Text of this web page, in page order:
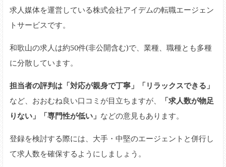
求人媒体を運営している株式会社アイデムの転職エージェン
トサービスです。
和歌山の求人は約50件(非公開含む)で、業種、職種とも多種
に分散しています。
担当者の評判は「対応が親身で丁寧」「リラックスできる」
など、おおむね良い口コミが目立ちますが、
「求人数が物足
りない」「専門性が低い」 などの意見もあります。
登録を検討する際には、大手・中堅のエージェントと併行し
て求人数を確保するようにしましょう。